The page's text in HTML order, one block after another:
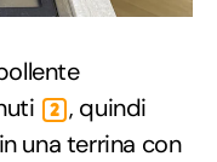
2 , quindi
una terrina con